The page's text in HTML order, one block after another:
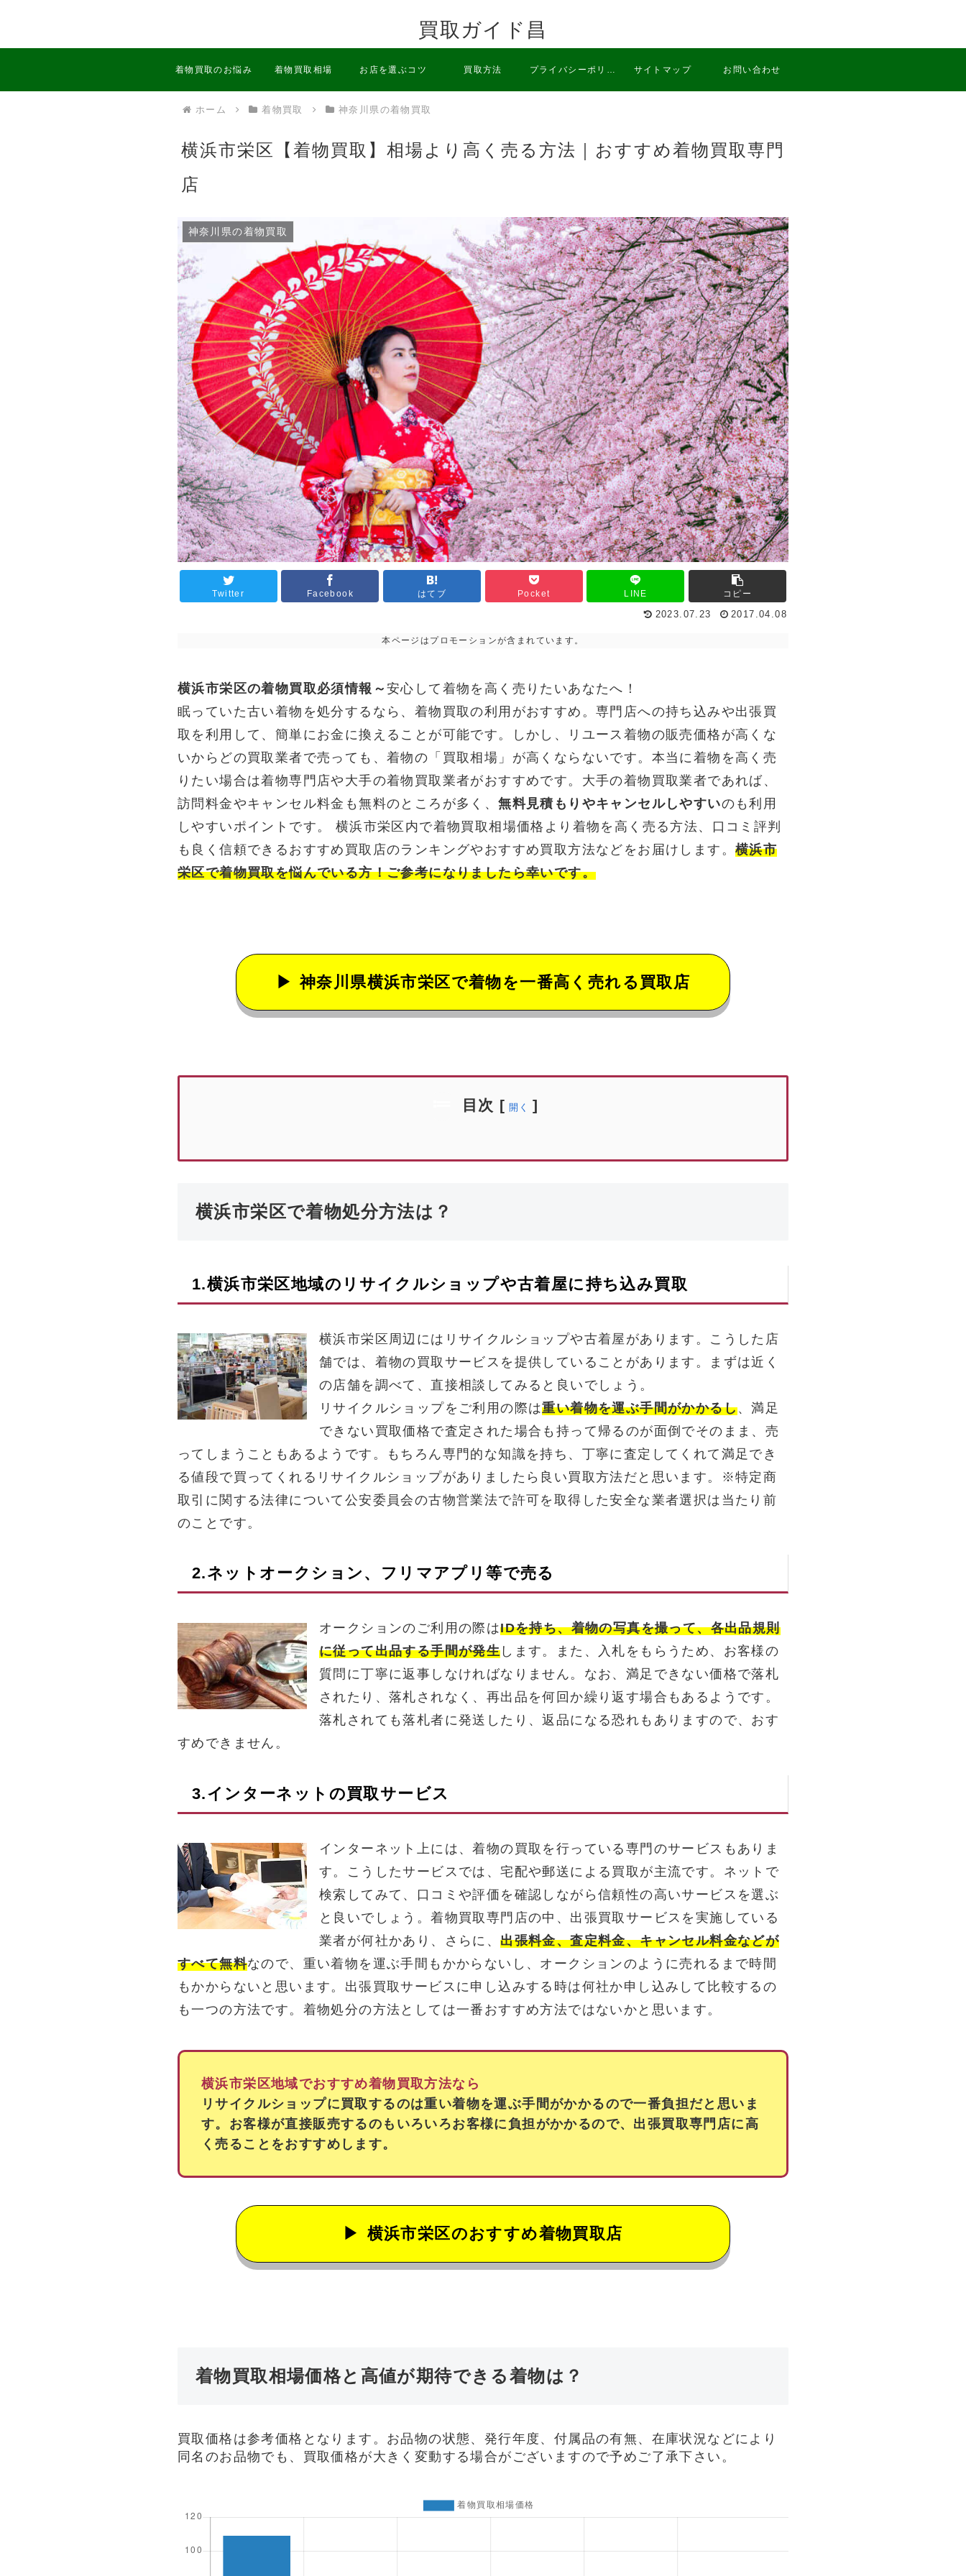
買取ガイド昌
着物買取のお悩み 着物買取相場 お店を選ぶコツ 買取方法 プライバシーポリシ サイトマップ お問い合わせ
ホーム 着物買取 神奈川県の着物買取
横浜市栄区【着物買取】相場より高く売る方法｜おすすめ着物買取専門
店
神奈川県の着物買取
Twitter Facebook はてブ Pocket LINE コピー
2023.07.23 2017.04.08
本ページはプロモーションが含まれています。
横浜市栄区の着物買取必須情報～ 安心して着物を高く売りたいあなたへ！
眠っていた古い着物を処分するなら、着物買取の利用がおすすめ。専門店への持ち込みや出張買
取を利用して、簡単にお金に換えることが可能です。しかし、リユース着物の販売価格が高くな
いからどの買取業者で売っても、着物の「買取相場」が高くならないです。本当に着物を高く売
りたい場合は着物専門店や大手の着物買取業者がおすすめです。大手の着物買取業者であれば、
訪問料金やキャンセル料金も無料のところが多く、無料見積もりやキャンセルしやすいのも利用
しやすいポイントです。 横浜市栄区内で着物買取相場価格より着物を高く売る方法、口コミ評判
も良く信頼できるおすすめ買取店のランキングやおすすめ買取方法などをお届けします。 横浜市
栄区で着物買取を悩んでいる方！ご参考になりましたら幸いです。
神奈川県横浜市栄区で着物を一番高く売れる買取店
目次 [ 開く ]
横浜市栄区で着物処分方法は？
1.横浜市栄区地域のリサイクルショップや古着屋に持ち込み買取
横浜市栄区周辺にはリサイクルショップや古着屋があります。こうした店
舗では、着物の買取サービスを提供していることがあります。まずは近く
の店舗を調べて、直接相談してみると良いでしょう。
リサイクルショップをご利用の際は重い着物を運ぶ手間がかかるし、満足
できない買取価格で査定された場合も持って帰るのが面倒でそのまま、売
ってしまうこともあるようです。もちろん専門的な知識を持ち、丁寧に査定してくれて満足でき
る値段で買ってくれるリサイクルショップがありましたら良い買取方法だと思います。※特定商
取引に関する法律について公安委員会の古物営業法で許可を取得した安全な業者選択は当たり前
のことです。
2.ネットオークション、フリマアプリ等で売る
オークションのご利用の際はIDを持ち、着物の写真を撮って、各出品規則
に従って出品する手間が発生 します。また、入札をもらうため、お客様の
質問に丁寧に返事しなければなりません。なお、満足できない価格で落札
されたり、落札されなく、再出品を何回か繰り返す場合もあるようです。
落札されても落札者に発送したり、返品になる恐れもありますので、おす
すめできません。
3.インターネットの買取サービス
インターネット上には、着物の買取を行っている専門のサービスもありま
す。こうしたサービスでは、宅配や郵送による買取が主流です。ネットで
検索してみて、口コミや評価を確認しながら信頼性の高いサービスを選ぶ
と良いでしょう。着物買取専門店の中、出張買取サービスを実施している
業者が何社かあり、さらに、出張料金、査定料金、キャンセル料金などが
すべて無料なので、重い着物を運ぶ手間もかからないし、オークションのように売れるまで時間
もかからないと思います。出張買取サービスに申し込みする時は何社か申し込みして比較するの
も一つの方法です。着物処分の方法としては一番おすすめ方法ではないかと思います。
横浜市栄区地域でおすすめ着物買取方法なら
リサイクルショップに買取するのは重い着物を運ぶ手間がかかるので一番負担だと思いま
す。お客様が直接販売するのもいろいろお客様に負担がかかるので、出張買取専門店に高
く売ることをおすすめします。
横浜市栄区のおすすめ着物買取店
着物買取相場価格と高値が期待できる着物は？
買取価格は参考価格となります。お品物の状態、発行年度、付属品の有無、在庫状況などにより
同名のお品物でも、買取価格が大きく変動する場合がございますので予めご了承下さい。